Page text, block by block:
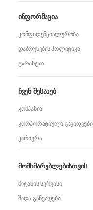
ჩვენ შესახებ
კომპანია
კორპორატიული გაყიდვები
კარიერა
ინფორმაცია
კონფიდენციალურობა
დაბრუნების პოლიტიკა
გარანტია
მომხმარებლებისთვის
მიტანის სერვისი
შიდა განვადება